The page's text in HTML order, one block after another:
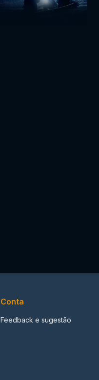
Conta
Feedback e sugestão